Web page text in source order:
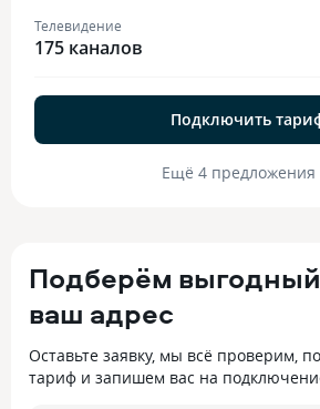
Телевидение
175 каналов
Подключить
Ещё 4 предложения
Подберём
ваш адрес
Оставьте заявку, мы всё проверим,
тариф и запишем вас на